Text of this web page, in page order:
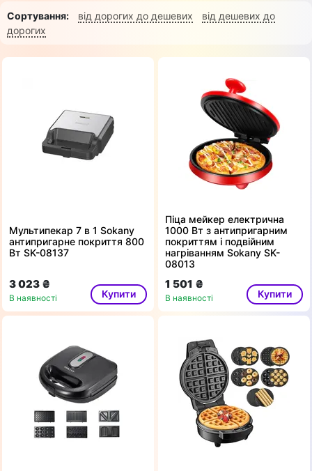
Сортування: від дорогих до дешевих
від дешевих до
дорогих
Мультипекар 7 в 1 Sokany
антипригарне покриття 800
Вт SK-08137
3 023 ₴
В наявності Купити
Піца мейкер електрична
1000 Вт з антипригарним
покриттям і подвійним
нагріванням Sokany SK-
08013
1 501 ₴
В наявності Купити